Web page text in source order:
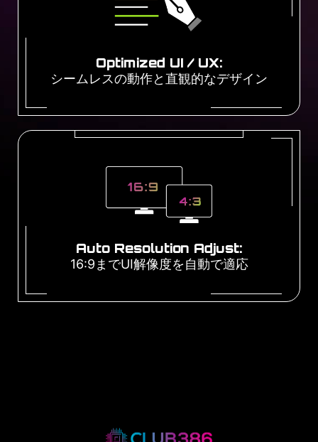
Optimized UI / UX:
シームレスの動作と直観的なデザイン
Auto Resolution Adjust:
16:9までUI解像度を自動で適応